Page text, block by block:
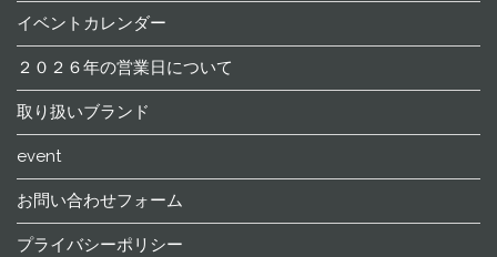
イベントカレンダー
２０２６年の営業日について
取り扱いブランド
event
お問い合わせフォーム
プライバシーポリシー